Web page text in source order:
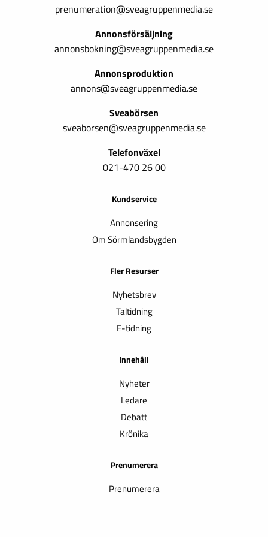
prenumeration@sveagruppenmedia.se
Annonsförsäljning
annonsbokning@sveagruppenmedia.se
Annonsproduktion
annons@sveagruppenmedia.se
Sveabörsen
sveaborsen@sveagruppenmedia.se
Telefonväxel
021-470 26 00
Kundservice
Annonsering
Om Sörmlandsbygden
Fler Resurser
Nyhetsbrev
Taltidning
E-tidning
Innehåll
Nyheter
Ledare
Debatt
Krönika
Prenumerera
Prenumerera